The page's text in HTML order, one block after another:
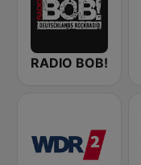
RADIO BOB!